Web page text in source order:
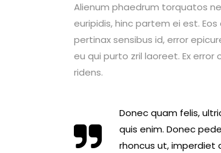
Alienum phaedrum torquatos
euripidis, hinc partem ei est.
pertinax sensibus id, error
eu qui purto zril laoreet. Ex
ridens.
Donec quam felis,
quis enim. Donec
rhoncus ut, imperdiet